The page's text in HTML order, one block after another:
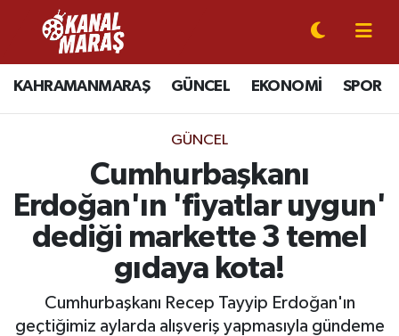
KAHRAMANMARAŞ GÜNCEL EKONOMİ SPOR
GÜNCEL
Cumhurbaşkanı
Erdoğan'ın 'fiyatlar uygun'
dediği markette 3 temel
gıdaya kota!
Cumhurbaşkanı Recep Tayyip Erdoğan'ın
geçtiğimiz aylarda alışveriş yapmasıyla gündeme
CANLI YAYIN
KAHRAMANMARAŞ
SPOR
SİYASET
EKONOMİ
Kahramanmaraş Nöbetçi Eczaneler
Kahramanmaraş Hava Durumu
Kahramanmaraş Trafik Yoğunluk Haritası
Süper Lig Puan Durumu ve Fikstür
Tüm Manşetler